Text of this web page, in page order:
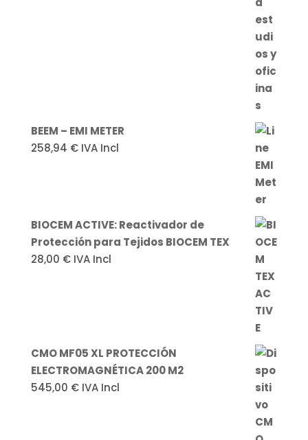
BEEM – EMI METER
258,94 € IVA Incl
BIOCEM ACTIVE: Reactivador de
Protección para Tejidos BIOCEM TEX
28,00 € IVA Incl
CMO MF05 XL PROTECCIÓN
ELECTROMAGNÉTICA 200 M2
545,00 € IVA Incl